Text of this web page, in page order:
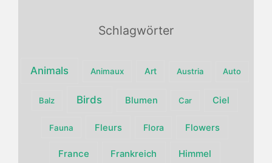
Schlagwörter
Animals Animaux Art Austria Auto
Balz Birds Blumen Car Ciel
Fauna Fleurs Flora Flowers
France Frankreich Himmel